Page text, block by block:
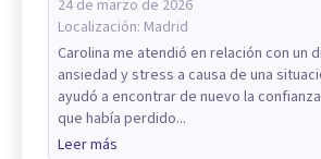
24 de marzo de 2026
Localización: Madrid
Carolina me atendió en relación con un
ansiedad y stress a causa de una
ayudó a encontrar de nuevo la
que había perdido...
Leer más